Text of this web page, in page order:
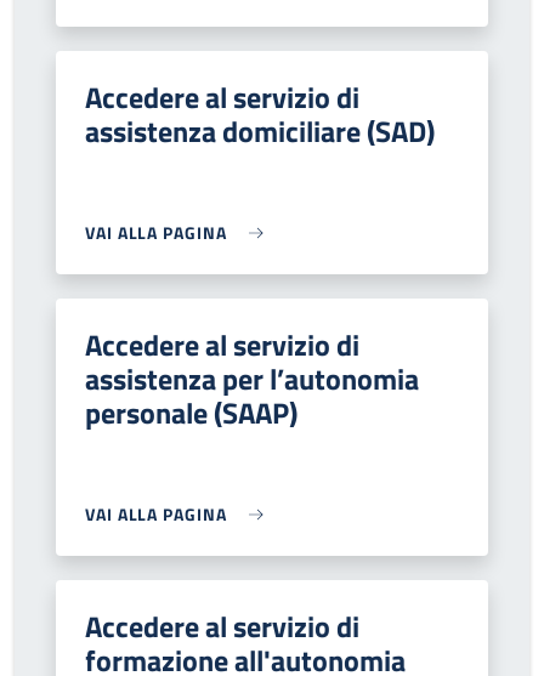
Accedere al servizio di
assistenza domiciliare (SAD)
VAI ALLA PAGINA
Accedere al servizio di
assistenza per l’autonomia
personale (SAAP)
VAI ALLA PAGINA
Accedere al servizio di
formazione all'autonomia